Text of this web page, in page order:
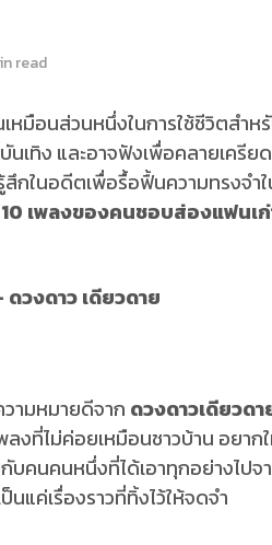
read
เหมือนส่วนหนึ่งในการใช้ชีวิตสำ
นเทิง และอาจฟังเพื่อคลายเครี
กในอดีตเพื่อรื้อฟื้นความทรงจำ
เพลงของคนชอบส่องแฟนเ
ดวงดาว เดียวดาย
ามหมายดีจาก ดวงดาวเดียวดา
ลงที่ไม่ค่อยเหมือนชาวบ้าน อยาก
บคนคนหนึ่งที่ได้เอาทุกอย่างไปจ
แค่เรื่องราวที่ทิ้งไว้ให้จดจำ